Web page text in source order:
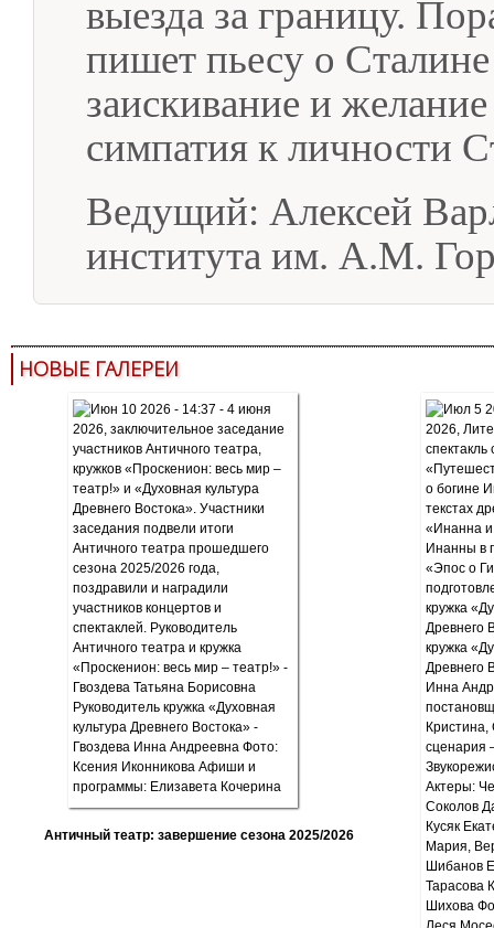
выезда за границу.
пишет пьесу о
заискивание и
симпатия к личности
Ведущий: Алексей
института им. А.М.
НОВЫЕ ГАЛЕРЕИ
Античный театр: завершение сезона 2025/2026